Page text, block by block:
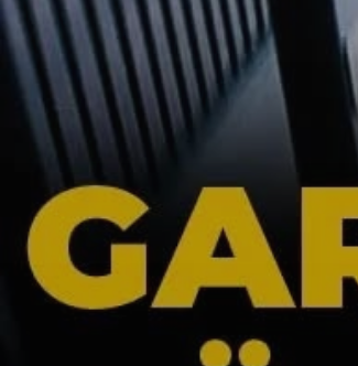
Spor
Yerel
Video Galeri
Anketler